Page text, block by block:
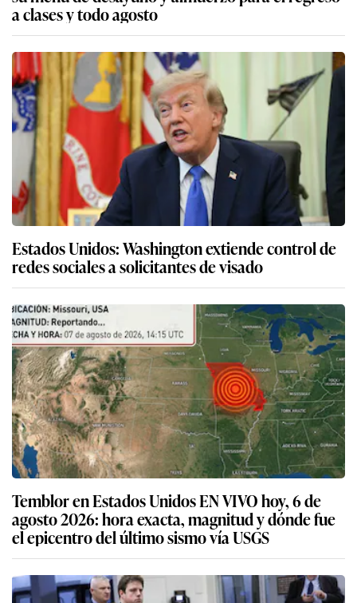
a clases y todo agosto
Estados Unidos: Washington extiende control de
redes sociales a solicitantes de visado
Temblor en Estados Unidos EN VIVO hoy, 6 de
agosto 2026: hora exacta, magnitud y dónde fue
el epicentro del último sismo vía USGS